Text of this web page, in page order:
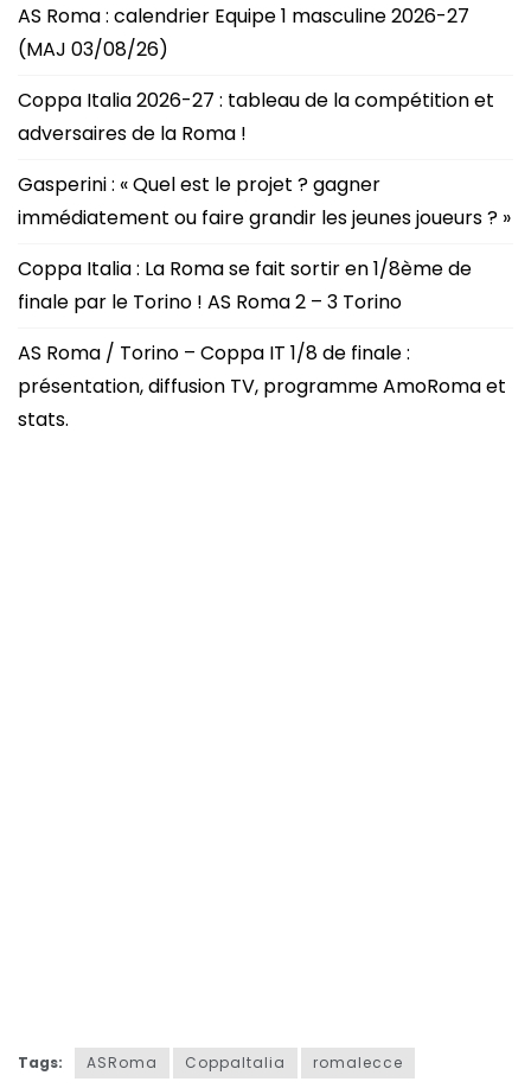
AS Roma : calendrier Equipe 1 masculine 2026-27
(MAJ 03/08/26)
Coppa Italia 2026-27 : tableau de la compétition et
adversaires de la Roma !
Gasperini : « Quel est le projet ? gagner
immédiatement ou faire grandir les jeunes joueurs ? »
Coppa Italia : La Roma se fait sortir en 1/8ème de
finale par le Torino ! AS Roma 2 – 3 Torino
AS Roma / Torino – Coppa IT 1/8 de finale :
présentation, diffusion TV, programme AmoRoma et
stats.
Tags: ASRoma CoppaItalia romalecce